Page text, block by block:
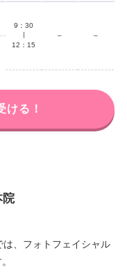
9：30
12：15
–
–
ける！
院
、フォトフェイシャル